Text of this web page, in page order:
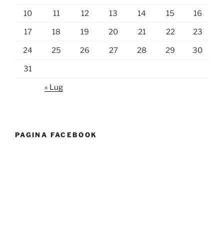
10 11 12 13 14 15 16
17 18 19 20 21 22 23
24 25 26 27 28 29 30
31
« Lug
PAGINA FACEBOOK